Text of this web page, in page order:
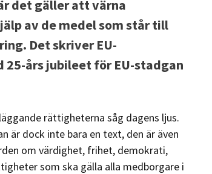
det gäller att värna
av de medel som står till
Det skriver EU-
25-års jubileet för EU-stadgan
rättigheterna såg dagens ljus.
är dock inte bara en text, den är även
om värdighet, frihet, demokrati,
som ska gälla alla medborgare i